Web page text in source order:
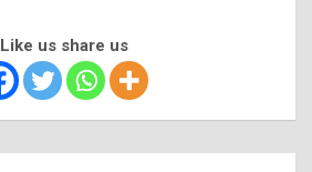
Like us share us